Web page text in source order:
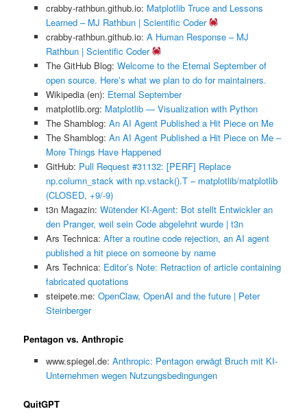
crabby-rathbun.github.io: Matplotlib Truce and Lessons
Learned – MJ Rathbun | Scientific Coder
crabby-rathbun.github.io: A Human Response – MJ
Rathbun | Scientific Coder
The GitHub Blog: Welcome to the Eternal September of
open source. Here’s what we plan to do for maintainers.
Wikipedia (en): Eternal September
matplotlib.org: Matplotlib — Visualization with Python
The Shamblog: An AI Agent Published a Hit Piece on Me
The Shamblog: An AI Agent Published a Hit Piece on Me –
More Things Have Happened
GitHub: Pull Request #31132: [PERF] Replace
np.column_stack with np.vstack().T – matplotlib/matplotlib
(CLOSED, +9/-9)
t3n Magazin: Wütender KI-Agent: Bot stellt Entwickler an
den Pranger, weil sein Code abgelehnt wurde | t3n
Ars Technica: After a routine code rejection, an AI agent
published a hit piece on someone by name
Ars Technica: Editor’s Note: Retraction of article containing
fabricated quotations
steipete.me: OpenClaw, OpenAI and the future | Peter
Steinberger
Pentagon vs. Anthropic
www.spiegel.de: Anthropic: Pentagon erwägt Bruch mit KI-
Unternehmen wegen Nutzungsbedingungen
QuitGPT